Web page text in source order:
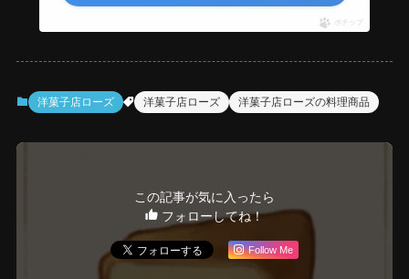
ポチップ
洋菓子店ローズ 洋菓子店ローズ 洋菓子店ローズの料理商品
この記事が気に入ったら
フォローしてね！
Follow Me